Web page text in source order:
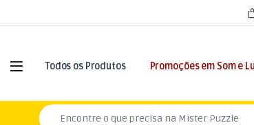
Open Todos os Produtos Promoções em Som e
Search for: